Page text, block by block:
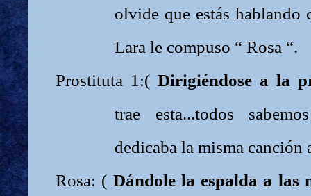
olvide que estás hablando
Lara le compuso “ Rosa “.
Prostituta 1:( Dirigiéndose a la
trae esta...todos
dedicaba la misma canción
Rosa: ( Dándole la espalda a las